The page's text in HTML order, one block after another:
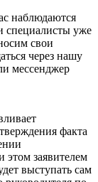
наблюдаются
специалисты уже
свои
через нашу
мессенджер
факта
этом заявителем
выступать сам